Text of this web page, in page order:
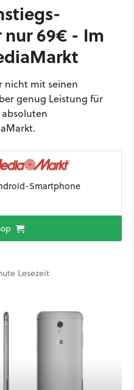
69€ - Im
nicht mit seinen
genug Leistung für
Smartphone
Lesezeit